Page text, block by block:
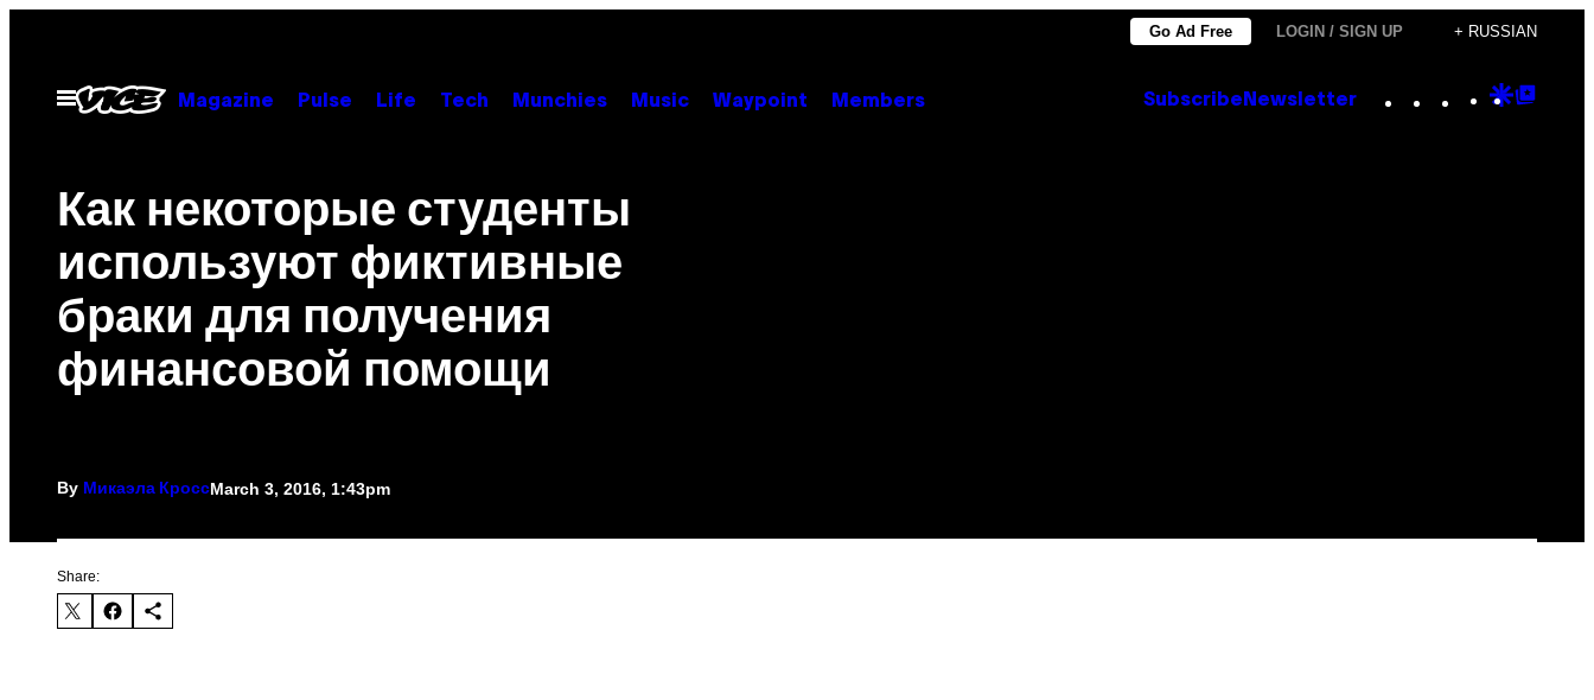
content
Go Ad Free LOGIN / SIGN UP + RUSSIAN
Open
Menu
Magazine Pulse Life Tech Munchies Music Waypoint Members Subscribe Newsletter Instagram
TikTok
YouTube
Google
Как некоторые студенты
используют фиктивные
браки для получения
финансовой помощи
By Микаэла КроссMarch 3, 2016, 1:43pm
Share: